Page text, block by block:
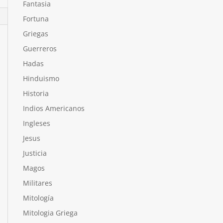
Fantasia
Fortuna
Griegas
Guerreros
Hadas
Hinduismo
Historia
Indios Americanos
Ingleses
Jesus
Justicia
Magos
Militares
Mitología
Mitologia Griega